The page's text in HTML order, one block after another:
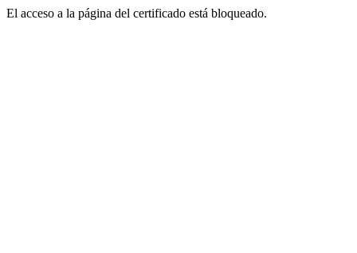
El acceso a la página del certificado está bloqueado.